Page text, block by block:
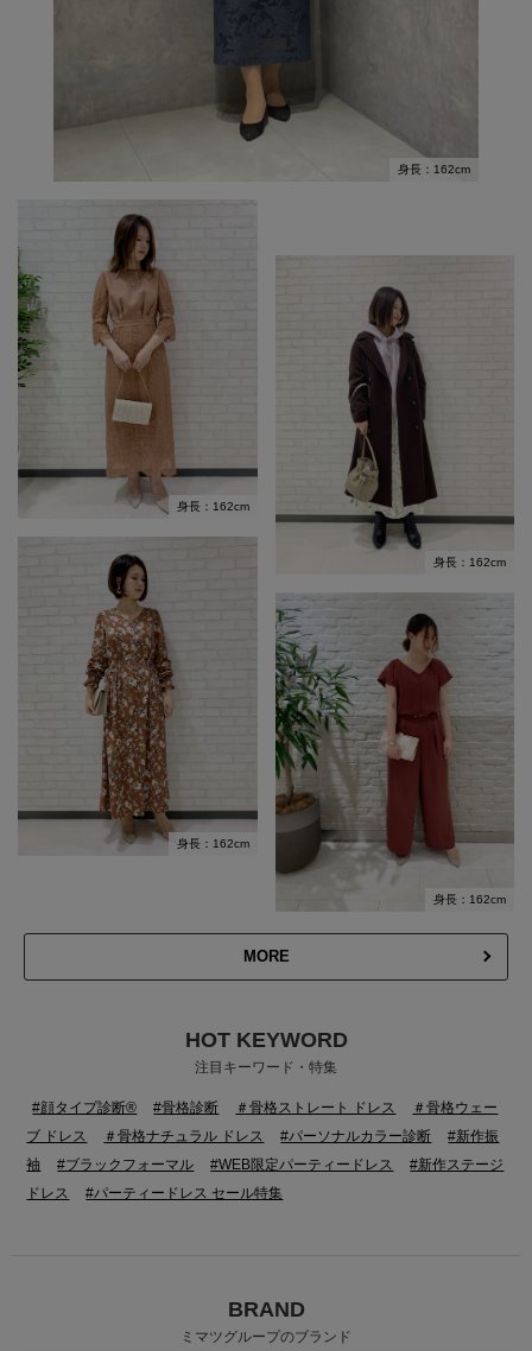
身長：162cm
身長：162cm
身長：162cm
身長：162cm
身長：162cm
MORE
HOT KEYWORD
注目キーワード・特集
#顔タイプ診断® #骨格診断 ＃骨格ストレート ドレス
＃骨格ウェー
ブ ドレス
＃骨格ナチュラル ドレス #パーソナルカラー診断
#新作振
袖
#ブラックフォーマル #WEB限定パーティードレス
#新作ステージ
ドレス
#パーティードレス セール特集
BRAND
ミマツグループのブランド